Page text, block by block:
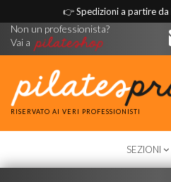
👉Spedizioni a partire
Non un professionista?
Vai a
RISERVATO AI VERI PROFESSIONISTI
TOGGLE
SEZIONI